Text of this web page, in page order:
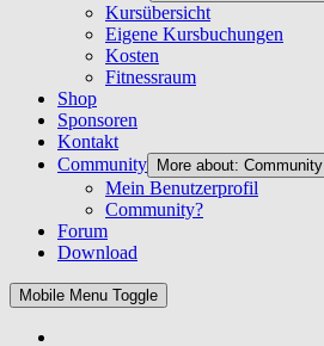
Kursübersicht
Eigene Kursbuchungen
Kosten
Fitnessraum
Shop
Sponsoren
Kontakt
Community
More about: Community
Mein Benutzerprofil
Community?
Forum
Download
Mobile Menu Toggle